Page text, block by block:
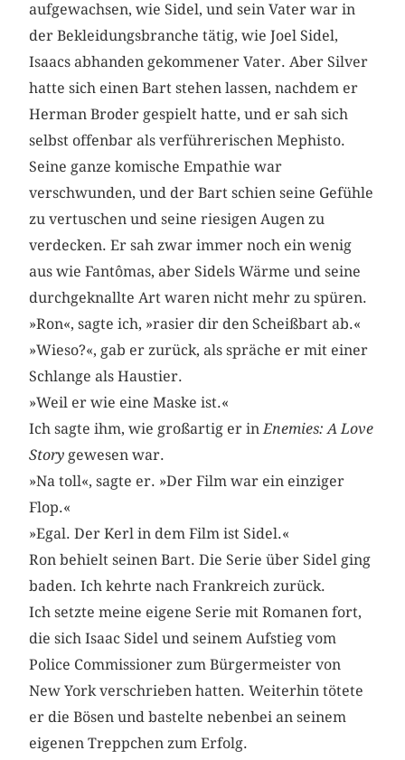
aufgewachsen, wie Sidel, und sein Vater war in
der Bekleidungsbranche tätig, wie Joel Sidel,
Isaacs abhanden gekommener Vater. Aber Silver
hatte sich einen Bart stehen lassen, nachdem er
Herman Broder gespielt hatte, und er sah sich
selbst offenbar als verführerischen Mephisto.
Seine ganze komische Empathie war
verschwunden, und der Bart schien seine Gefühle
zu vertuschen und seine riesigen Augen zu
verdecken. Er sah zwar immer noch ein wenig
aus wie Fantômas, aber Sidels Wärme und seine
durchgeknallte Art waren nicht mehr zu spüren.
»Ron«, sagte ich, »rasier dir den Scheißbart ab.«
»Wieso?«, gab er zurück, als spräche er mit einer
Schlange als Haustier.
»Weil er wie eine Maske ist.«
Ich sagte ihm, wie großartig er inEnemies: A Love
Story gewesen war.
»Na toll«, sagte er. »Der Film war ein einziger
Flop.«
»Egal. Der Kerl in dem Film ist Sidel.«
Ron behielt seinen Bart. Die Serie über Sidel ging
baden. Ich kehrte nach Frankreich zurück.
Ich setzte meine eigene Serie mit Romanen fort,
die sich Isaac Sidel und seinem Aufstieg vom
Police Commissioner zum Bürgermeister von
New York verschrieben hatten. Weiterhin tötete
er die Bösen und bastelte nebenbei an seinem
eigenen Treppchen zum Erfolg.